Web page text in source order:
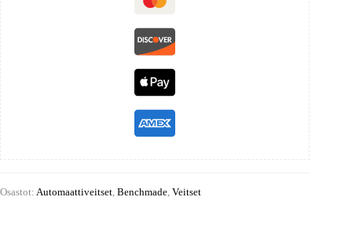
Osastot: Automaattiveitset Benchmade Veitset